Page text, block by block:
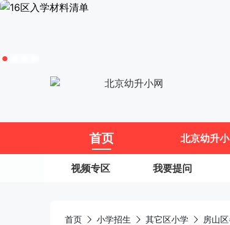
首页 北京幼升小
视频专区 我要提问
首页 小学招生 其它区小学